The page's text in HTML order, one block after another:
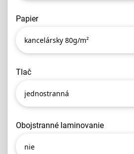
papier
kancelársky 80g/m²
tlač
jednostranná
obojstranné laminovanie
nie